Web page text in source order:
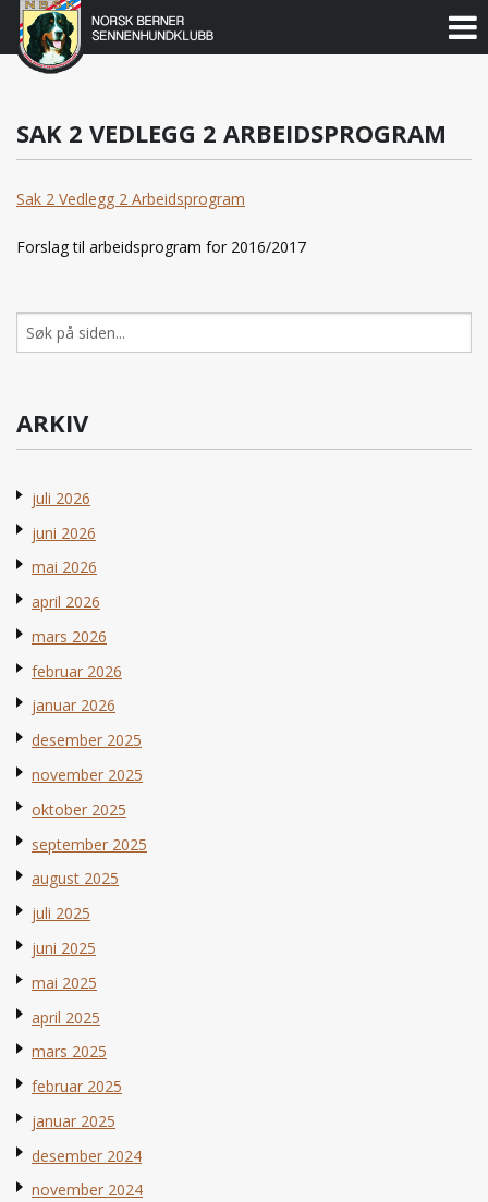
Gå
Norsk
Berner
Sennenhundklubb
SAK 2 VEDLEGG 2 ARBEIDSPROGRAM
Sak 2 Vedlegg 2 Arbeidsprogram
Forslag til arbeidsprogram for 2016/2017
Søk
etter:
ARKIV
juli 2026
juni 2026
mai 2026
april 2026
mars 2026
februar 2026
januar 2026
desember 2025
november 2025
oktober 2025
september 2025
august 2025
juli 2025
juni 2025
mai 2025
april 2025
mars 2025
februar 2025
januar 2025
desember 2024
november 2024